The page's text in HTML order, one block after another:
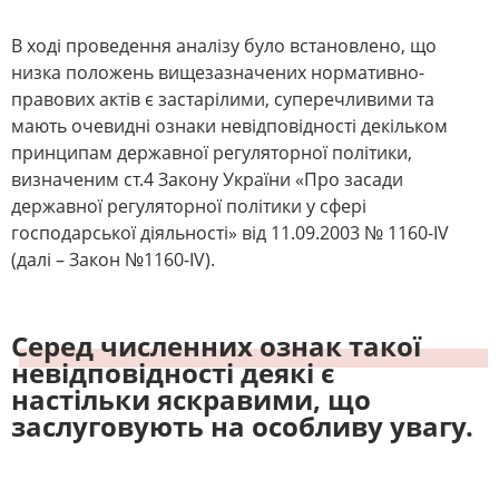
В ході проведення аналізу було встановлено, що
низка положень вищезазначених нормативно-
правових актів є застарілими, суперечливими та
мають очевидні ознаки невідповідності декільком
принципам державної регуляторної політики,
визначеним ст.4 Закону України «Про засади
державної регуляторної політики у сфері
господарської діяльності» від 11.09.2003 № 1160-IV
(далі – Закон №1160-IV).
Серед численних ознак такої
невідповідності деякі є
настільки яскравими, що
заслуговують на особливу увагу.